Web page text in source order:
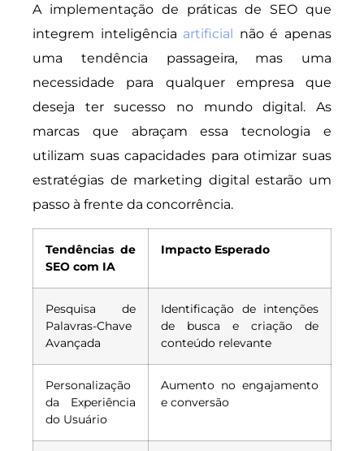
A implementação de práticas de SEO que
integrem inteligência artificial não é apenas
uma tendência passageira, mas uma
necessidade para qualquer empresa que
deseja ter sucesso no mundo digital. As
marcas que abraçam essa tecnologia e
utilizam suas capacidades para otimizar suas
estratégias de marketing digital estarão um
passo à frente da concorrência.
Tendências de
SEO com IA
Impacto Esperado
Pesquisa de
Palavras-Chave
Avançada
Identificação de intenções
de busca e criação de
conteúdo relevante
Personalização
da Experiência
do Usuário
Aumento no engajamento
e conversão